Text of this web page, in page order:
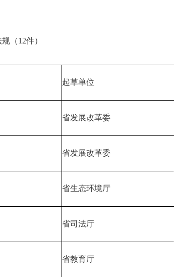
（12件）
起草单位
省发展改革委
省发展改革委
省生态环境厅
省司法厅
省教育厅